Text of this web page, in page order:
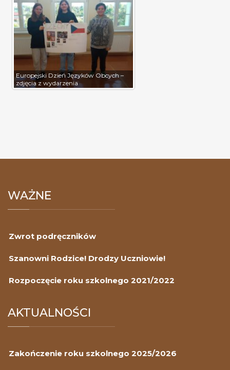
Europejski Dzień Języków Obcych –
zdjęcia z wydarzenia
WAŻNE
Zwrot podręczników
Szanowni Rodzice! Drodzy Uczniowie!
Rozpoczęcie roku szkolnego 2021/2022
AKTUALNOŚCI
Zakończenie roku szkolnego 2025/2026